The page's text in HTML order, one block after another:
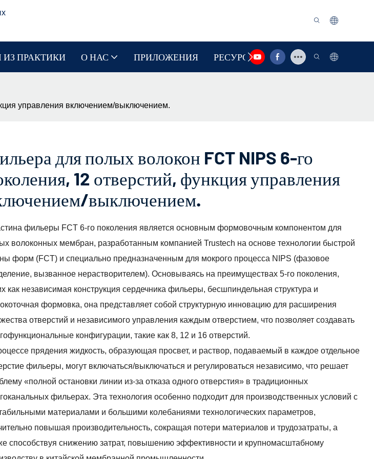
ПРАКТИКИ О НАС ПРИЛОЖЕНИЯ РЕСУРС СВЯЗАТЬСЯ С НАМИ
управления включением/выключением.
для полых волокон FCT NIPS 6-го
12 отверстий, функция управления
выключением.
фильеры FCT 6-го поколения является основным формовочным компонентом для
волоконных мембран, разработанным компанией Trustech на основе технологии быстрой
форм (FCT) и специально предназначенным для мокрого процесса NIPS (фазовое
вызванное нерастворителем). Основываясь на преимуществах 5-го поколения,
как независимая конструкция сердечника фильеры, бесшпиндельная структура и
формовка, она представляет собой структурную инновацию для расширения
отверстий и независимого управления каждым отверстием, что позволяет создавать
конфигурации, такие как 8, 12 и 16 отверстий.
прядения жидкость, образующая просвет, и раствор, подаваемый в каждое отдельное
фильеры, могут включаться/выключаться и регулироваться независимо, что решает
«полной остановки линии из-за отказа одного отверстия» в традиционных
фильерах. Эта технология особенно подходит для производственных условий с
материалами и большими колебаниями технологических параметров,
повышая производительность, сокращая потери материалов и трудозатраты, а
способствуя снижению затрат, повышению эффективности и крупномасштабному